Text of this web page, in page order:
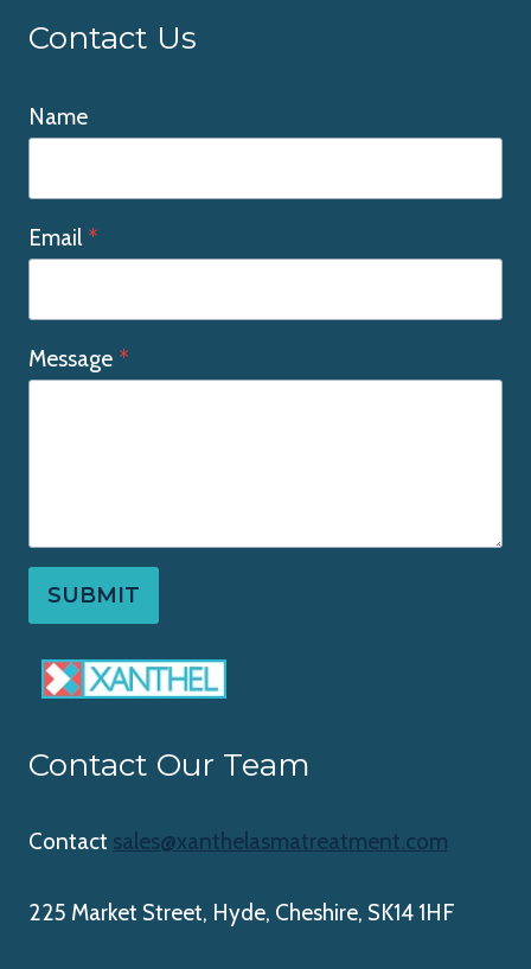
Contact Us
Name
Email *
Message *
SUBMIT
Contact Our Team
Contact sales@xanthelasmatreatment.com
225 Market Street, Hyde, Cheshire, SK14 1HF